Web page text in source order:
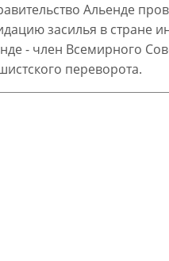
Альенде
засилья в стране
- член Всемирного
переворота.